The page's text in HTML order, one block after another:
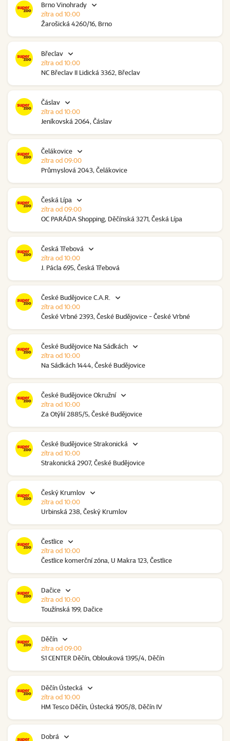
Brno Vinohrady
Žarošická 4260/16, Brno
zítra od 10:00
Břeclav
NC Břeclav II Lidická 3362, Břeclav
zítra od 10:00
Čáslav
Jeníkovská 2064, Čáslav
zítra od 10:00
Čelákovice
Průmyslová 2043, Čelákovice
zítra od 09:00
Česká Lípa
OC PARÁDA Shopping, Děčínská 3271, Česká Lípa
zítra od 09:00
Česká Třebová
J. Pácla 695, Česká Třebová
zítra od 10:00
České Budějovice C.A.R.
České Vrbné 2393, České Budějovice - České Vrbné
zítra od 10:00
České Budějovice Na Sádkách
Na Sádkách 1444, České Budějovice
zítra od 10:00
České Budějovice Okružní
Za Otýlií 2885/5, České Budějovice
zítra od 10:00
České Budějovice Strakonická
Strakonická 2907, České Budějovice
zítra od 10:00
Český Krumlov
Urbinská 238, Český Krumlov
zítra od 10:00
Čestlice
Čestlice komerční zóna, U Makra 123, Čestlice
zítra od 10:00
Dačice
Toužínská 199, Dačice
zítra od 10:00
Děčín
S1 CENTER Děčín, Oblouková 1395/4, Děčín
zítra od 09:00
Děčín Ústecká
HM Tesco Děčín, Ústecká 1905/8, Děčín IV
zítra od 10:00
Dobrá